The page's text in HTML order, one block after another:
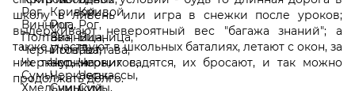
школу в ливень или игра в снежки после уроков;
выдерживают невероятный вес "багажа знаний"; а
также участвуют в школьных баталиях, летают с окон, за
них тянут, на них садятся, их бросают, и так можно
продолжать долго.